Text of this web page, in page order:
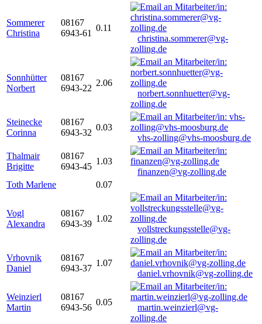
Sommerer
Christina
08167
6943-61
0.11
christina.sommerer@vg-
zolling.de
Sonnhütter
Norbert
08167
6943-22
2.06
norbert.sonnhuetter@vg-
zolling.de
Steinecke
Corinna
08167
6943-32
0.03
vhs-zolling@vhs-moosburg.de
Thalmair
Brigitte
08167
6943-45
1.03
finanzen@vg-zolling.de
Toth Marlene
0.07
Vogl
Alexandra
08167
6943-39
1.02
vollstreckungsstelle@vg-
zolling.de
Vrhovnik
Daniel
08167
6943-37
1.07
daniel.vrhovnik@vg-zolling.de
Weinzierl
Martin
08167
6943-56
0.05
martin.weinzierl@vg-
zolling.de